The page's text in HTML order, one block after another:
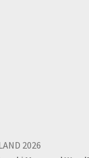
2026